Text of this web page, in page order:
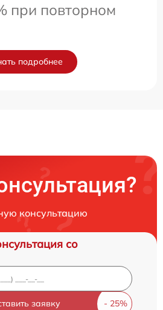
при повторном
подробнее
консультацию
со
заявку